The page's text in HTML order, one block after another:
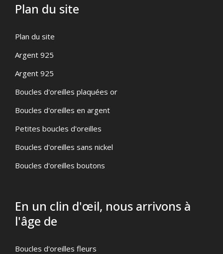
Plan du site
Plan du site
Argent 925
Argent 925
Boucles d'oreilles plaquées or
Boucles d'oreilles en argent
Petites boucles d'oreilles
Boucles d'oreilles sans nickel
Boucles d'oreilles boutons
En un clin d'œil, nous arrivons à
l'âge de
Boucles d'oreilles fleurs